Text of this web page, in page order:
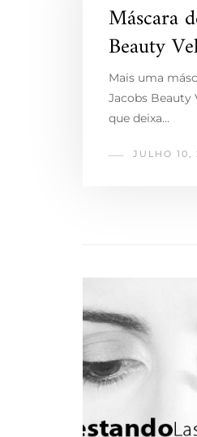
Máscara
Beauty
Mais uma
Jacobs Beauty
que deixa…
JULHO 10,